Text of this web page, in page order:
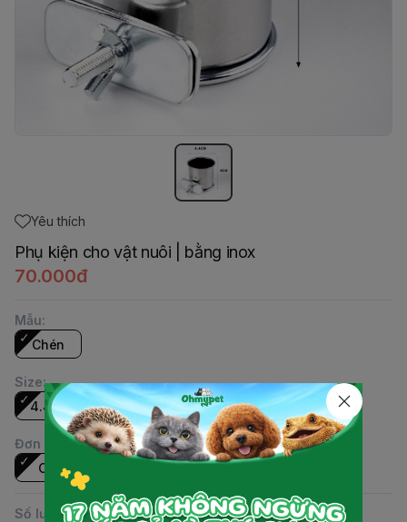
Yêu thích
Phụ kiện cho vật nuôi | bằng inox
70.000đ
Mẫu:
Chén
Size:
4.4cm
5.5cm 6.5cm 10cm
Đơn vị
Cái
Số lượng